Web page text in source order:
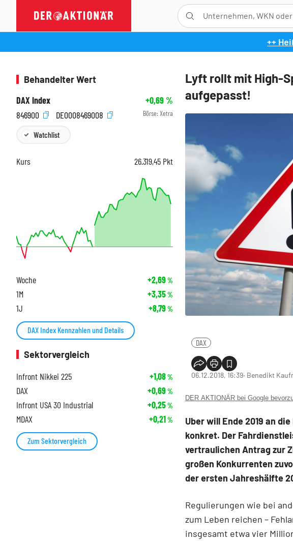
++
Lyft rollt mit High-
aufgepasst!
DAX
06.12.2018, 16:39‧ Benedikt
DER AKTIONÄR bei Google
Uber will Ende 2019 an
konkret. Der
vertraulichen Antrag zur
großen Konkurrenten
der ersten Jahreshälfte
Regulierungen wie bei
zum Leben reichen –
insgesamt etwa vier
Behandelter Wert
DAX Index
+0,69%
846900
DE0008469008 Börse: Xetra
Watchlist
Kurs 26.319,45 Pkt
Woche +2,69%
1M +3,35%
1J +8,79%
DAX Index Kennzahlen und Details
Sektorvergleich
Infront Nikkei 225
+1,08%
DAX +0,69%
Infront USA 30 Industrial +0,25%
MDAX +0,21%
Zum Sektorvergleich